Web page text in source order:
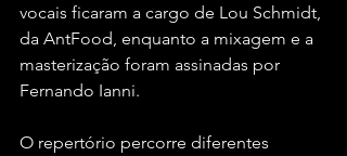
vocais ficaram a cargo de Lou Schmidt,
da AntFood, enquanto a mixagem e a
masterização foram assinadas por
Fernando Ianni.
O repertório percorre diferentes